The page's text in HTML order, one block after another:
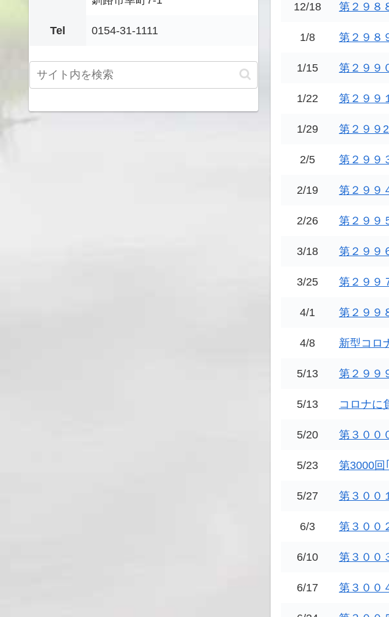
12/18 第２９８
1/8 第２９８
1/15 第２９９
1/22 第２９９
1/29 第２９９
2/5 第２９９
2/19 第２９９
2/26 第２９９
3/18 第２９９
3/25 第２９９
4/1 第２９９
4/8 新型コロ
5/13 第２９９
5/13 コロナに
5/20 第３００
5/23 第3000
5/27 第３００
6/3 第３００
6/10 第３００
6/17 第３００
Tel 0154-31-1111